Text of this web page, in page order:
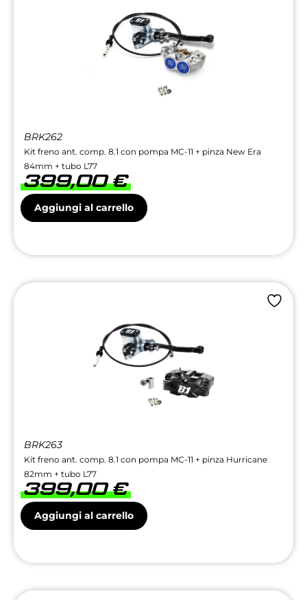
BRK262
Kit freno ant. comp. 8.1 con pompa MC-11 + pinza New Era
84mm + tubo L77
399,00€
Aggiungi al carrello
BRK263
Kit freno ant. comp. 8.1 con pompa MC-11 + pinza Hurricane
82mm + tubo L77
399,00€
Aggiungi al carrello